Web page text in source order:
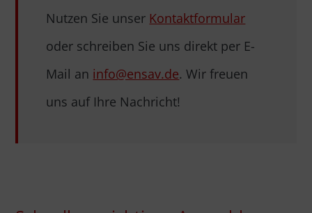
Nutzen Sie unser Kontaktformular
oder schreiben Sie uns direkt per E-
Mail an info@ensav.de. Wir freuen
uns auf Ihre Nachricht!